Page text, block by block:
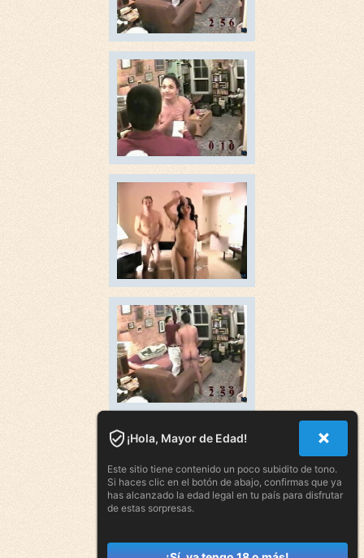
¡Hola, Mayor de Edad!
Este sitio tiene contenido un poco subidito de tono.
Si haces clic en el botón de abajo, confirmas que ya
has alcanzado la edad legal en tu país para disfrutar
de estas sorpresas.